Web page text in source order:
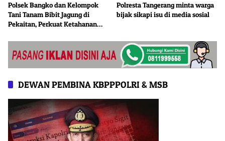
Polsek Bangko dan Kelompok
Tani Tanam Bibit Jagung di
Pekaitan, Perkuat Ketahanan
Polresta Tangerang minta warga
bijak sikapi isu di media sosial
DEWAN PEMBINA KBPPPOLRI & MSB